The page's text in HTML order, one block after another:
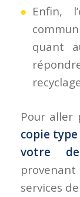
Enfin,
quant
Pour aller
copie
votre
provenant
services